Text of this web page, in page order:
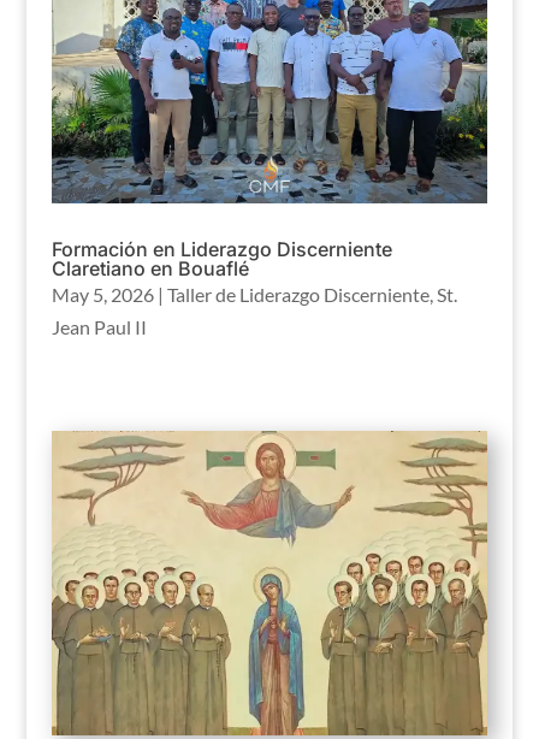
Formación en Liderazgo Discerniente
Claretiano en Bouaflé
May 5, 2026| Taller de Liderazgo Discerniente, St.
Jean Paul II